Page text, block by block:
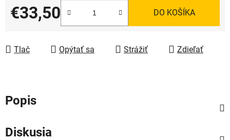
€33,50
Jednotková cena:
DO KOŠÍKA
Tlač Opýtať sa Strážiť Zdieľať
Popis
Diskusia